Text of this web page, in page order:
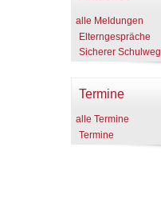
alle Meldungen
Elterngespräche
Sicherer Schulweg
Termine
alle Termine
Termine